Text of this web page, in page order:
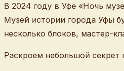
В 2024 году в Уфе «Ночь
Музей истории города Уфы
несколько блоков, мастер-
Раскроем небольшой